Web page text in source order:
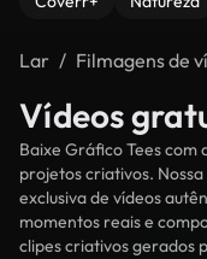
Lar Filmagens de
Vídeos
Baixe Gráfico Tees
projetos criativos.
exclusiva de vídeos
momentos reais e
clipes criativos gerados